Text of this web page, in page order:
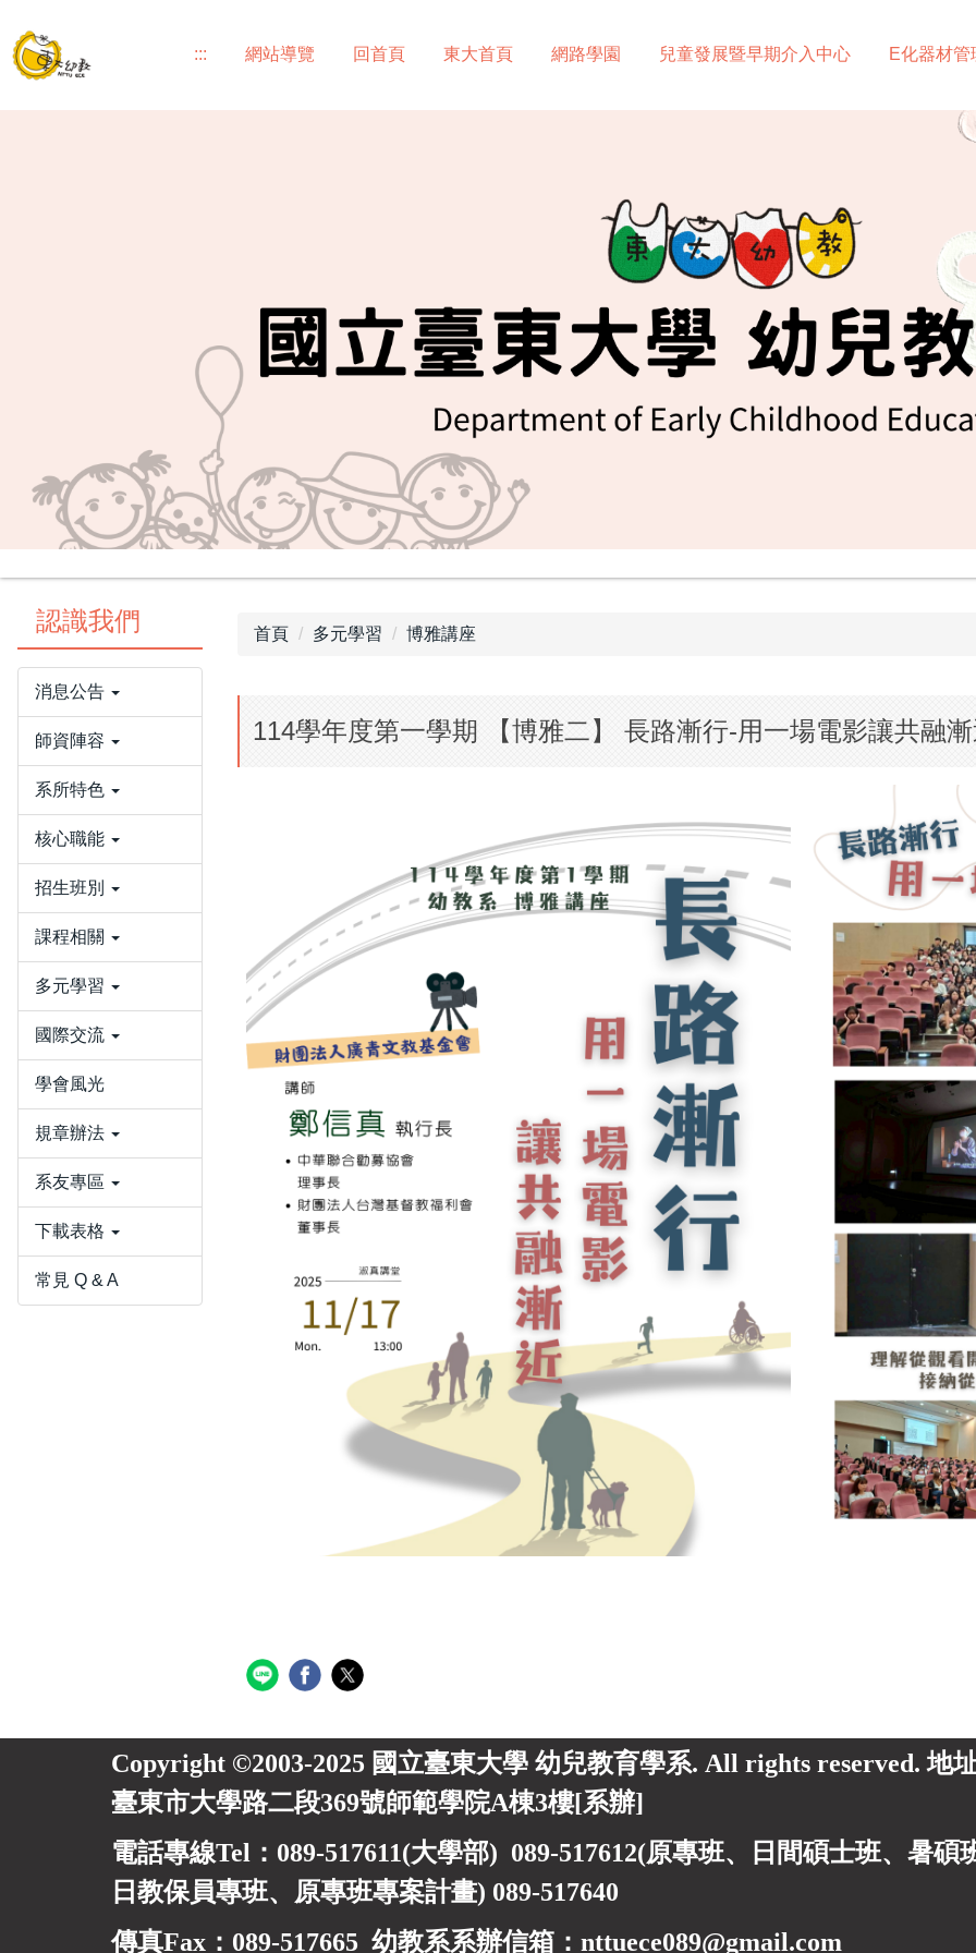
到
主
::: 網站導覽 回首頁 東大首頁 網路學園 兒童發展暨早期介入中心 E化器材管
認識我們
消息公告
師資陣容
系所特色
核心職能
招生班別
課程相關
多元學習
國際交流
學會風光
規章辦法
系友專區
下載表格
常見 Q & A
首頁 多元學習 博雅講座
114學年度第一學期 【博雅二】 長路漸行-用一場電影讓共融
Copyright ©2003-2025 國立臺東大學 幼兒教育學系. All rights reserved. 地
臺東市大學路二段369號師範學院A棟3樓[系辦]
電話專線Tel：089-517611(大學部) 089-517612(原專班、日間碩士班、暑碩
日教保員專班、 原專班專案計畫) 089-517640
傳真Fax：089-517665 幼教系系辦信箱：nttuece089@gmail.com